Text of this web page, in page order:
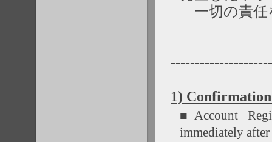
一切の責任
1)
■Account
immediately